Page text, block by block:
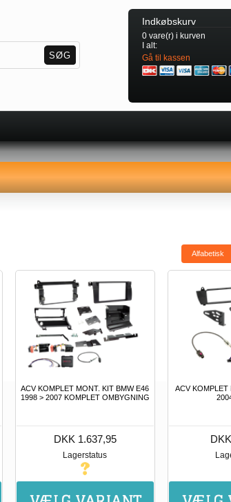
Indkøbskurv
0 vare(r) i kurven
I alt:
Gå til kassen
Alfabetisk
ACV KOMPLET MONT. KIT BMW E46
1998 > 2007 KOMPLET OMBYGNING
DKK 1.637,95
Lagerstatus
ACV KOMPLET